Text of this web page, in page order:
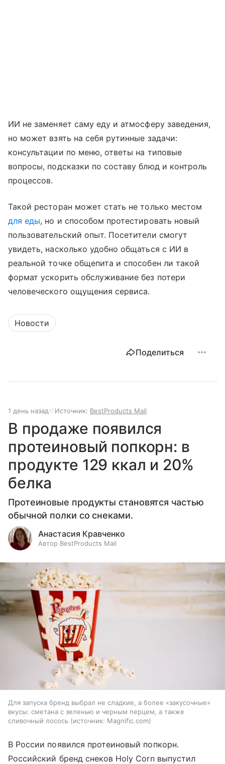
ИИ не заменяет саму еду и атмосферу заведения,
но может взять на себя рутинные задачи:
консультации по меню, ответы на типовые
вопросы, подсказки по составу блюд и контроль
процессов.
Такой ресторан может стать не только местом
для еды, но и способом протестировать новый
пользовательский опыт. Посетители смогут
увидеть, насколько удобно общаться с ИИ в
реальной точке общепита и способен ли такой
формат ускорить обслуживание без потери
человеческого ощущения сервиса.
Новости
Поделиться
1 день назад Источник: BestProducts Mail
В продаже появился
протеиновый попкорн: в
продукте 129 ккал и 20%
белка
Протеиновые продукты становятся частью
обычной полки со снеками.
Анастасия Кравченко
Автор BestProducts Mail
Для запуска бренд выбрал не сладкие, а более «закусочные»
вкусы: сметана с зеленью и черным перцем, а также
сливочный лосось
источник: Magnific.com
В России появился протеиновый попкорн.
Российский бренд снеков Holy Corn выпустил